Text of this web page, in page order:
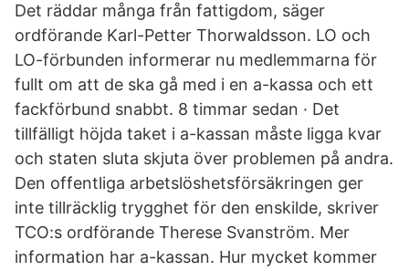
Det räddar många från fattigdom, säger
ordförande Karl-Petter Thorwaldsson. LO och
LO-förbunden informerar nu medlemmarna för
fullt om att de ska gå med i en a-kassa och ett
fackförbund snabbt. 8 timmar sedan · Det
tillfälligt höjda taket i a-kassan måste ligga kvar
och staten sluta skjuta över problemen på andra.
Den offentliga arbetslöshetsförsäkringen ger
inte tillräcklig trygghet för den enskilde, skriver
TCO:s ordförande Therese Svanström. Mer
information har a-kassan. Hur mycket kommer